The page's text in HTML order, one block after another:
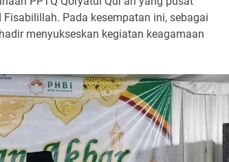
Pada kesempatan ini, sebagai
menyukseskan kegiatan keagamaan